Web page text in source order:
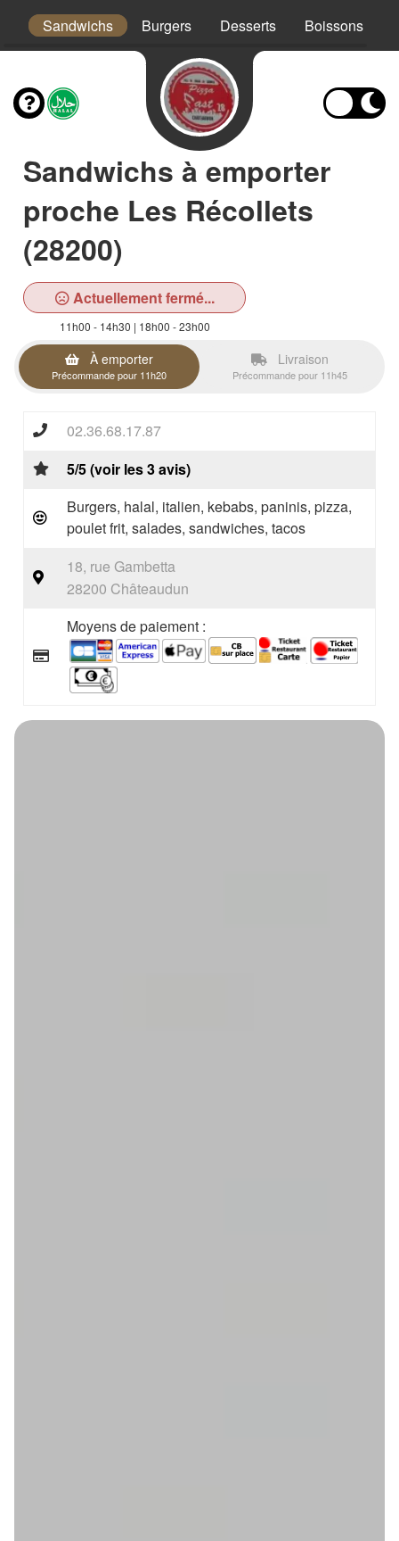
Sandwichs Burgers Desserts Boissons
Sandwichs à emporter
proche Les Récollets
(28200)
Actuellement fermé...
11h00 - 14h30 | 18h00 - 23h00
À emporter
Précommande pour 11h20
Livraison
Précommande pour 11h45
02.36.68.17.87
5/5 (voir les 3 avis)
Burgers, halal, italien, kebabs, paninis, pizza,
poulet frit, salades, sandwiches, tacos
18, rue Gambetta
28200 Châteaudun
Moyens de paiement :